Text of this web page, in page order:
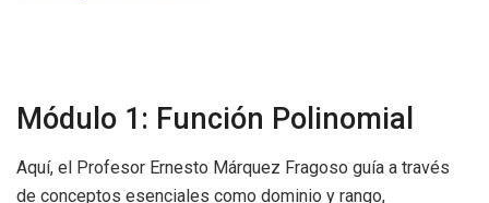
Módulo 1: Función Polinomial
Aquí, el Profesor Ernesto Márquez Fragoso guía a través
de conceptos esenciales como dominio y rango,